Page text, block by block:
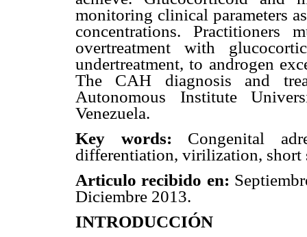
monitoring clinical parameters
concentrations.
overtreatment with
undertreatment, to androgen
The CAH diagnosis and
Autonomous Institute
Venezuela.
Key words: Congenital
differentiation, virilization, short
Articulo recibido en:
Diciembre 2013.
INTRODUCCIÓN